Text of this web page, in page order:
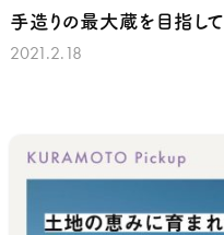
手造りの最大蔵を目指して
2021.2.18